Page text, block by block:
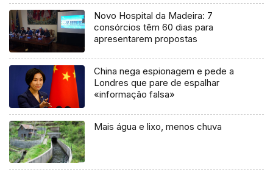
Novo Hospital da Madeira: 7
consórcios têm 60 dias para
apresentarem propostas
China nega espionagem e pede a
Londres que pare de espalhar
«informação falsa»
Mais água e lixo, menos chuva